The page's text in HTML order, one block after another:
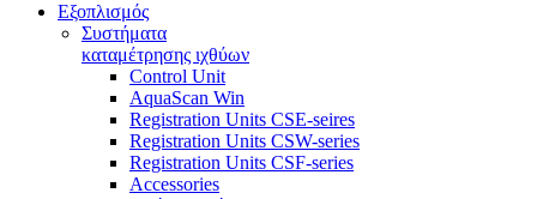
Εξοπλισμός
Συστήματα
καταμέτρησης ιχθύων
Control Unit
AquaScan Win
Registration Units CSE-seires
Registration Units CSW-series
Registration Units CSF-series
Accessories